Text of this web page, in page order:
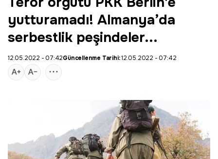
yutturamadı! Almanya’da
serbestlik peşindeler...
12.05.2022 - 07:42Güncellenme Tarihi:12.05.2022 - 07:42